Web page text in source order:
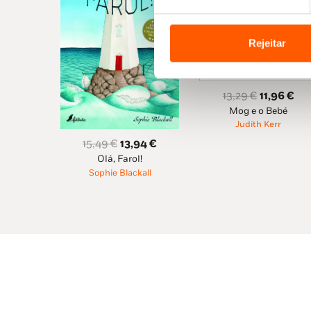
Rejeitar
15,49€ O
preço
original
13,94€
Olá, Farol!
Sophie Blackall
13,29€ O
preço
original
11,96€O
Mog e o Bebé
Judith Kerr